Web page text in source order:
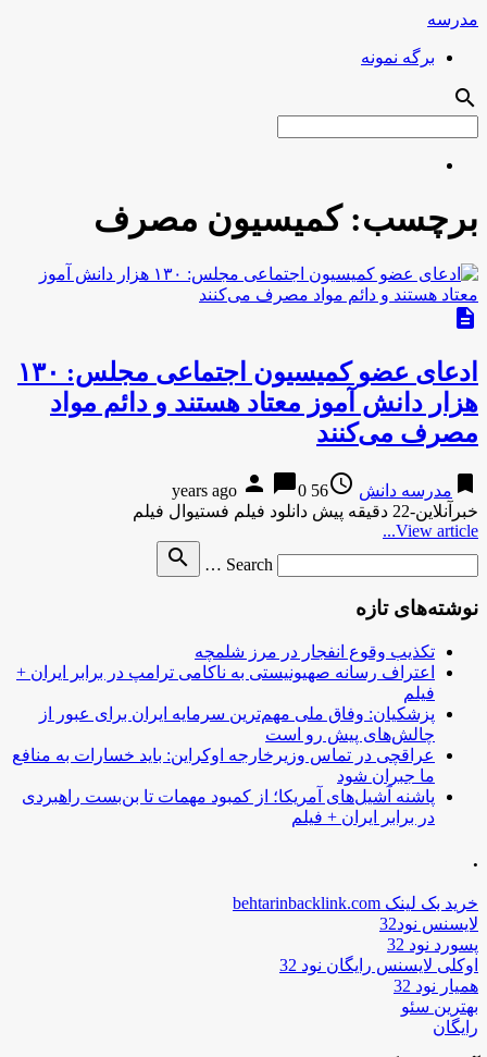
مدرسه
برگه نمونه
search
برچسب:کمیسیون مصرف
description
ادعای عضو کمیسیون اجتماعی مجلس: ۱۳۰
هزار دانش آموز معتاد هستند و دائم مواد
مصرف می‌کنند
bookmark مدرسه دانش access_time
56 years ago
person chat_bubble0
خبرآنلاین-22 دقیقه پیش دانلود فیلم فستیوال فیلم
View article...
Search …
search
نوشته‌های تازه
تکذیب وقوع انفجار در مرز شلمچه
اعتراف رسانه صهیونیستی به ناکامی ترامپ در برابر ایران +
فیلم
پزشکیان: وفاق ملی مهم‌ترین سرمایه ایران برای عبور از
چالش‌های پیش رو است
عراقچی در تماس وزیرخارجه اوکراین: باید خسارات به منافع
ما جبران شود
پاشنه آشیل‌های آمریکا؛ از کمبود مهمات تا بن‌بست راهبردی
در برابر ایران + فیلم
.
خرید بک لینک behtarinbacklink.com
لایسنس نود32
پسورد نود 32
اوکلی لایسنس رایگان نود 32
همیار نود 32
بهترین سئو
رایگان